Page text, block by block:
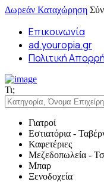
Δωρεάν Καταχώρηση
Επικοινωνία
ad.youropia.gr
Πολιτική
Τι;
Γιατροί
Εστιατόρια -
Καφετέριες
Μεζεδοπωλεία -
Μπαρ
Ξενοδοχεία